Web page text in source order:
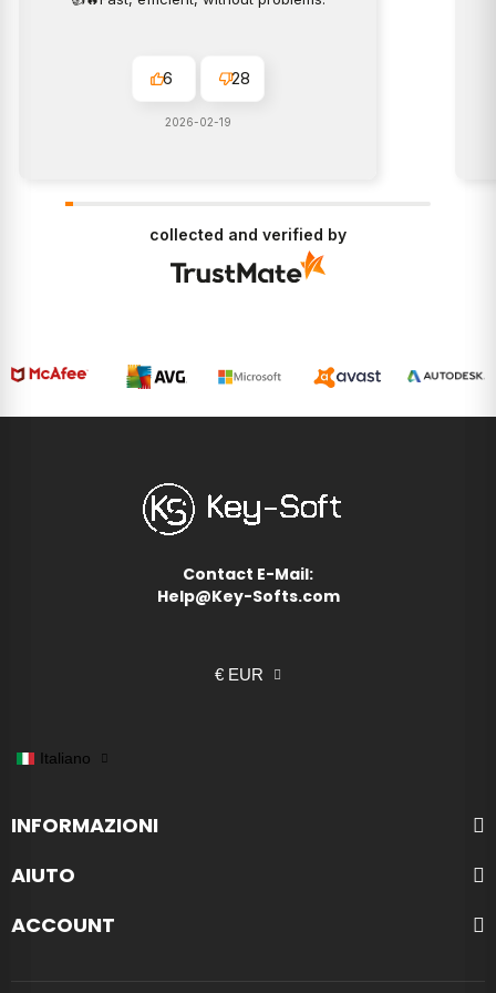
6 28
2026-02-19
collected and verified by
Contact E-Mail:
Help@Key-Softs.com
€ EUR
Italiano
INFORMAZIONI
AIUTO
ACCOUNT